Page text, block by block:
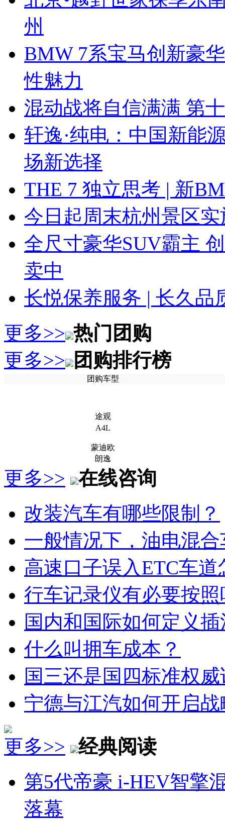
州
BMW 7系宝马创新豪
性魅力
混动战将自信满满 第
轩逸·纯电：中国新能
场新选择
THE 7 独立思考 | 新
今日起周末杭州景区
全尺寸豪华SUV霸主
卖中
长悦保养服务 | 长久品
更多>> 热门团购
更多>> 团购排行榜
团购车型
途观
A4L
蒙迪欧
朗逸
更多>>
在线咨询
改装汽车有哪些限制？
一般情况下，油电混
高速口子误入ETC车道
行车记录仪有必要按照
国内和国际如何定义
什么叫拥车成本？
国三还是国四标准权
宁德与江汽如何开启
更多>>
经典阅读
第5代帝豪 i-HEV智擎
落幕